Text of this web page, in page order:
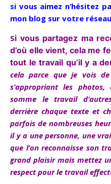
si vous aimez n’hésitez
mon blog sur votre
Si vous partagez ma
d’où elle vient, cela me
tout le travail qu’il y a
cela parce que je vois
s’appropriant les photos,
somme le travail
derrière chaque texte et
parfois de nombreuses
il y a une personne, une
que l’on reconnaisse son
grand plaisir mais mettez
respect pour le travail